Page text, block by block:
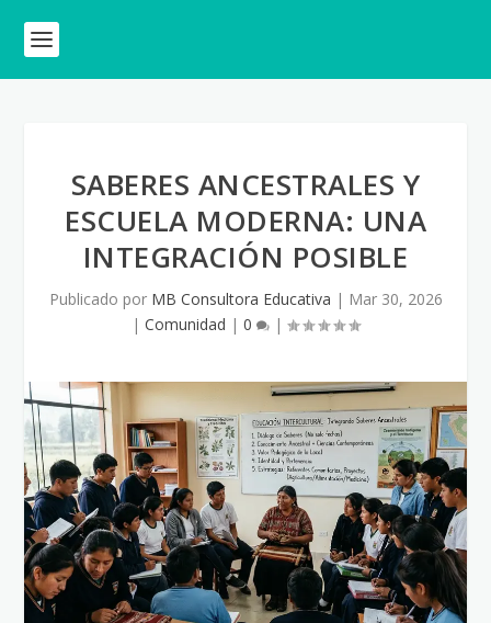
SABERES ANCESTRALES Y
ESCUELA MODERNA: UNA
INTEGRACIÓN POSIBLE
Publicado por MB Consultora Educativa | Mar 30, 2026
| Comunidad | 0 |